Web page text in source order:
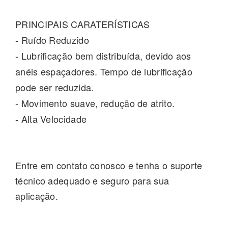
PRINCIPAIS CARATERÍSTICAS
- Ruído Reduzido
- Lubrificação bem distribuída, devido aos
anéis espaçadores. Tempo de lubrificação
pode ser reduzida.
- Movimento suave, redução de atrito.
- Alta Velocidade
Entre em contato conosco e tenha o suporte
técnico adequado e seguro para sua
aplicação.